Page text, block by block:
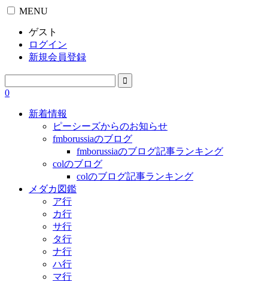
MENU
ゲスト
ログイン
新規会員登録
0
新着情報
ピーシーズからのお知らせ
fmborussiaのブログ
fmborussiaのブログ記事ランキング
colのブログ
colのブログ記事ランキング
メダカ図鑑
ア行
カ行
サ行
タ行
ナ行
ハ行
マ行